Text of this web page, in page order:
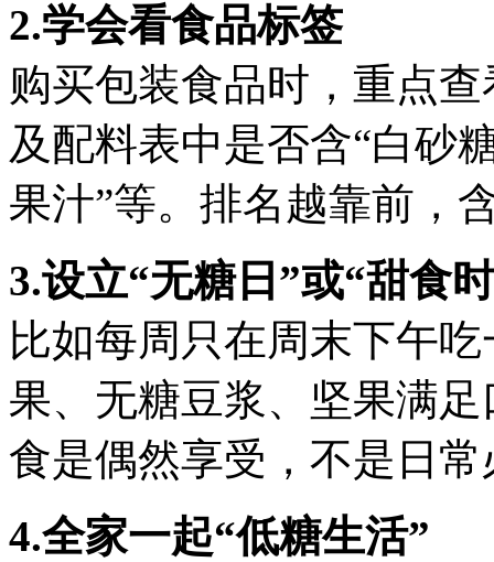
2.学会看食品标签
购买包装食品时，重点
及配料表中是否含“白砂
果汁”等。排名越靠前，
3.设立“无糖日”或“甜食
比如每周只在周末下午
果、无糖豆浆、坚果满
食是偶然享受，不是日
4.全家一起“低糖生活”